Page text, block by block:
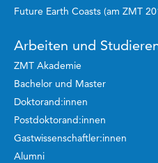
Future Earth Coasts (am ZMT
Arbeiten und
ZMT Akademie
Bachelor und Master
Doktorand:innen
Postdoktorand:innen
Gastwissenschaftler:innen
Alumni